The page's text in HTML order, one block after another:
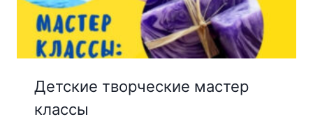
Детские творческие мастер
классы